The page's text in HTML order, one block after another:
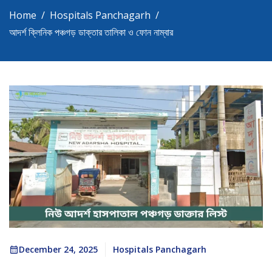
Home
Hospitals Panchagarh
আদর্শ ক্লিনিক পঞ্চগড় ডাক্তার তালিকা ও ফোন নাম্বার
December 24, 2025 Hospitals Panchagarh